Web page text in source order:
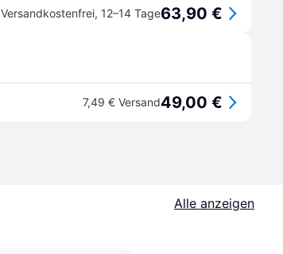
Versandkostenfrei, 12–14 Tage63,90 €
7,49 € Versand49,00 €
Alle anzeigen